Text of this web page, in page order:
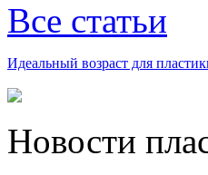
Все статьи
Идеальный возраст для
Новости